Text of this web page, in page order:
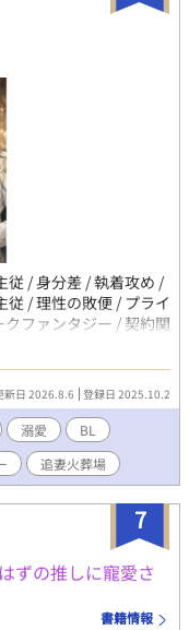
従 / 身分差 / 執着攻め /
/ 理性の敗便 / プライ
ファンタジー / 契約関
つ元帥と皇族。 近く
殿下の隣にいられるな
づいていたのだろう
誇り、沈黙と覚悟。す
ひそかに芽吹いてい
る猛将の、ままなら
帝国の物語。
新日 2026.8.6 登録日 2025.10.2
溺愛
BL
追妻火葬場
7
ずの推しに寵愛さ
書籍情報